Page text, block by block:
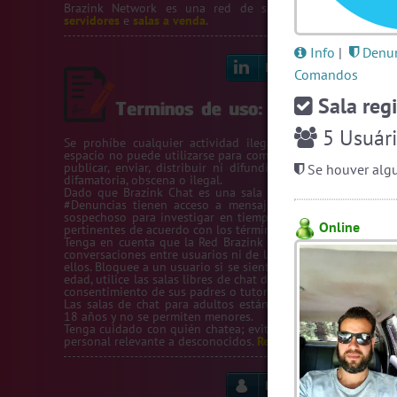
Brazink Network es una red de salas de chat.Veja
servidores e salas a venda.
Linkedin
Se prohíbe cualquier actividad ilegal en la Red Brazink.
espacio no puede utilizarse para compartir números de
publicar, enviar, distribuir ni difundir contenido o
difamatoria, obscena o ilegal.
Dado que Brazink Chat es una sala de chat, los
#Denuncias tienen acceso a mensajes privados con
sospechoso para investigar en tiempo real y tomar las
pertinentes de acuerdo con los términos de uso y la ley.
Tenga en cuenta que la Red Brazink no se responsabiliza
conversaciones entre usuarios ni de las salas de chat
ellos. Bloquee a un usuario si se siente incómodo. Si es
edad, utilice las salas libres de chat de la Red Brazink solo
consentimiento de sus padres o tutores.
Las salas de chat para adultos están restringidas a
18 años y no se permiten menores.
Tenga cuidado con quién chatea; evite proporcionar
personal relevante a desconocidos. Read full terms of use.
Regras
Info |
Comandos
Sala
5
Se houver
Online